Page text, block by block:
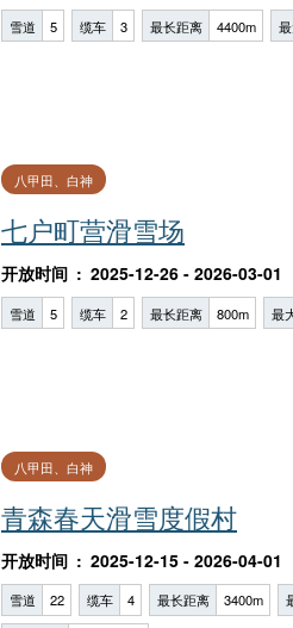
雪道 5 缆车 3 最长距离 4400m
七户町营滑雪场
八甲田、白神
开放时间 2025-12-26 - 2026-03-01
雪道 5 缆车 2 最长距离 800m 最
青森春天滑雪度假村
八甲田、白神
开放时间 2025-12-15 - 2026-04-01
雪道 22 缆车 4 最长距离 3400m